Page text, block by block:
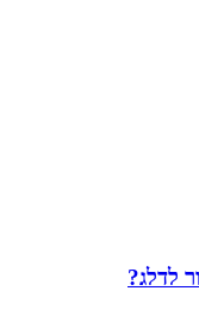
לדלג?